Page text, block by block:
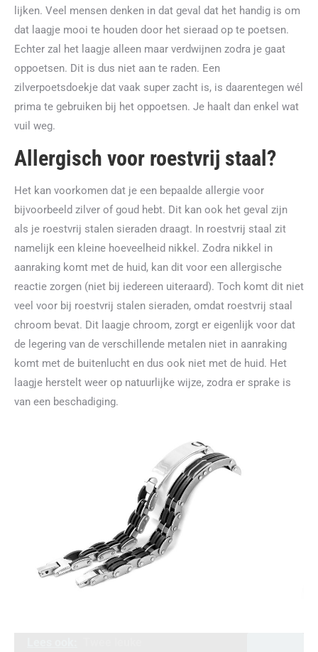
lijken. Veel mensen denken in dat geval dat het handig is om
dat laagje mooi te houden door het sieraad op te poetsen.
Echter zal het laagje alleen maar verdwijnen zodra je gaat
oppoetsen. Dit is dus niet aan te raden. Een
zilverpoetsdoekje dat vaak super zacht is, is daarentegen wél
prima te gebruiken bij het oppoetsen. Je haalt dan enkel wat
vuil weg.
Allergisch voor roestvrij staal?
Het kan voorkomen dat je een bepaalde allergie voor
bijvoorbeeld zilver of goud hebt. Dit kan ook het geval zijn
als je roestvrij stalen sieraden draagt. In roestvrij staal zit
namelijk een kleine hoeveelheid nikkel. Zodra nikkel in
aanraking komt met de huid, kan dit voor een allergische
reactie zorgen (niet bij iedereen uiteraard). Toch komt dit niet
veel voor bij roestvrij stalen sieraden, omdat roestvrij staal
chroom bevat. Dit laagje chroom, zorgt er eigenlijk voor dat
de legering van de verschillende metalen niet in aanraking
komt met de buitenlucht en dus ook niet met de huid. Het
laagje herstelt weer op natuurlijke wijze, zodra er sprake is
van een beschadiging.